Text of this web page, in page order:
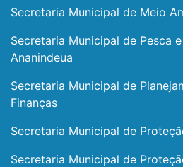
Secretaria Municipal de Meio
Secretaria Municipal de Pesca
Ananindeua
Secretaria Municipal de
Finanças
Secretaria Municipal de
Secretaria Municipal de